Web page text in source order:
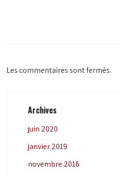
Les commentaires sont fermés.
Archives
juin 2020
janvier 2019
novembre 2016